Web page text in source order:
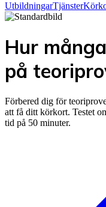
UtbildningarTjänster
Hur
på
Förbered dig för
att få ditt körkort. Testet
tid på 50 minuter.